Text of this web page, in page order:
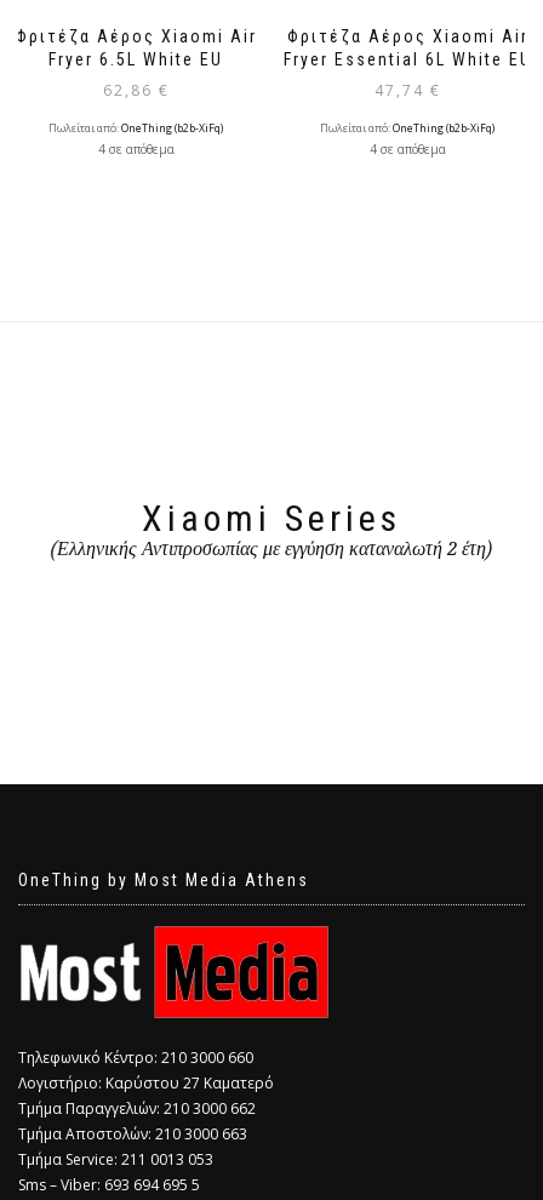
Φριτέζα Αέρος Xiaomi Air
Fryer 6.5L White EU
62,86 €
Πωλείται από:OneThing (b2b-XiFq)
4 σε απόθεμα
Φριτέζα Αέρος Xiaomi Air
Fryer Essential 6L White EU
47,74 €
Πωλείται από:OneThing (b2b-XiFq)
4 σε απόθεμα
Xiaomi Series
(Ελληνικής Αντιπροσωπίας με εγγύηση καταναλωτή 2 έτη)
OneThing by Most Media Athens
Τηλεφωνικό Κέντρο: 210 3000 660
Λογιστήριο: Καρύστου 27 Καματερό
Τμήμα Παραγγελιών: 210 3000 662
Τμήμα Αποστολών: 210 3000 663
Τμήμα Service: 211 0013 053
Sms – Viber: 693 694 695 5